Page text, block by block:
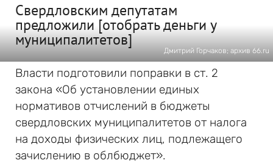
Свердловским депутатам
предложили [отобрать деньги у
муниципалитетов]
Дмитрий Горчаков; архив 66.ru
Власти подготовили поправки в ст. 2
закона «Об установлении единых
нормативов отчислений в бюджеты
свердловских муниципалитетов от налога
на доходы физических лиц, подлежащего
зачислению в облбюджет».